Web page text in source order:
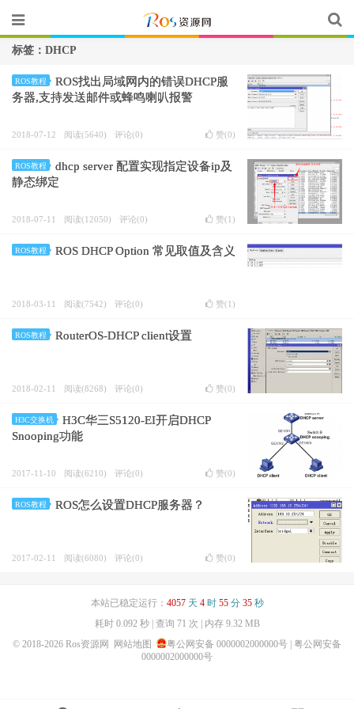
标签：DHCP
ROS教程
ROS找出局域网内的错误DHCP服
务器,支持发送邮件或蜂鸣喇叭报警
2018-07-12 阅读(5640) 评论(0) 赞(0)
ROS教程
dhcp server 配置实现指定设备ip及
静态绑定
2018-07-11 阅读(12050) 评论(0) 赞(1 )
ROS教程 ROS DHCP Option 常见取值及含义
2018-03-11 阅读(7542) 评论(0) 赞(1 )
ROS教程 RouterOS-DHCP client设置
2018-02-11 阅读(8268) 评论(0) 赞(0)
H3C交换机
H3C华三S5120-EI开启DHCP
Snooping功能
2017-11-10 阅读(6210) 评论(0) 赞(0)
ROS教程 ROS怎么设置DHCP服务器？
2017-02-11 阅读(6080) 评论(0) 赞(0)
本站已稳定运行： 4057天 4时 55分 35秒
耗时 0.092 秒 | 查询 71 次 | 内存 9.32 MB
© 2018-2026 Ros资源网 网站地图 粤公网安备 0000002000000号 | 粤公网安备
0000002000000号